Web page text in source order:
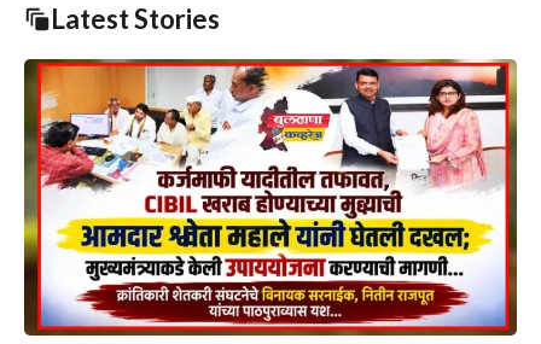
Latest Stories